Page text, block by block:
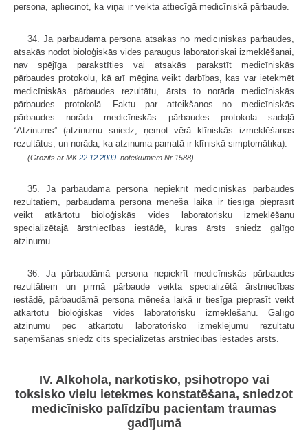
persona, apliecinot, ka viņai ir veikta attiecīgā medicīniskā pārbaude.
34. Ja pārbaudāmā persona atsakās no medicīniskās pārbaudes,
atsakās nodot bioloģiskās vides paraugus laboratoriskai izmeklēšanai,
nav spējīga parakstīties vai atsakās parakstīt medicīniskās
pārbaudes protokolu, kā arī mēģina veikt darbības, kas var ietekmēt
medicīniskās pārbaudes rezultātu, ārsts to norāda medicīniskās
pārbaudes protokolā. Faktu par atteikšanos no medicīniskās
pārbaudes norāda medicīniskās pārbaudes protokola sadaļā
“Atzinums” (atzinumu sniedz, ņemot vērā klīniskās izmeklēšanas
rezultātus, un norāda, ka atzinuma pamatā ir klīniskā simptomātika).
(Grozīts ar MK22.12.2009. noteikumiem Nr.1588)
35. Ja pārbaudāmā persona nepiekrīt medicīniskās pārbaudes
rezultātiem, pārbaudāmā persona mēneša laikā ir tiesīga pieprasīt
veikt atkārtotu bioloģiskās vides laboratorisku izmeklēšanu
specializētajā ārstniecības iestādē, kuras ārsts sniedz galīgo
atzinumu.
36. Ja pārbaudāmā persona nepiekrīt medicīniskās pārbaudes
rezultātiem un pirmā pārbaude veikta specializētā ārstniecības
iestādē, pārbaudāmā persona mēneša laikā ir tiesīga pieprasīt veikt
atkārtotu bioloģiskās vides laboratorisku izmeklēšanu. Galīgo
atzinumu pēc atkārtotu laboratorisko izmeklējumu rezultātu
saņemšanas sniedz cits specializētās ārstniecības iestādes ārsts.
IV. Alkohola, narkotisko, psihotropo vai
toksisko vielu ietekmes konstatēšana, sniedzot
medicīnisko palīdzību pacientam traumas
gadījumā